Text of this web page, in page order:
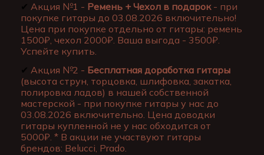
✔ Акция №1 - Ремень + Чехол в подарок- при
покупке гитары до 03.08.2026 включительно!
Цена при покупке отдельно от гитары: ремень
1500₽, чехол 2000₽. Ваша выгода - 3500₽.
Успейте купить.
✔ Акция №2 - Бесплатная доработка гитары
(высота струн, торцовка, шлифовка, закатка,
полировка ладов) в нашей собственной
мастерской - при покупке гитары у нас до
03.08.2026 включительно. Цена доводки
гитары купленной не у нас обходится от
5000₽. * В акции не участвуют гитары
брендов: Belucci, Prado.